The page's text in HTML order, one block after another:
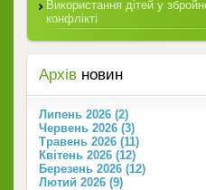
Використання дітей у
конфлікті
Архів новин
Липень 2026 (2)
Червень 2026 (3)
Травень 2026 (11)
Квітень 2026 (12)
Березень 2026 (12)
Лютий 2026 (9)